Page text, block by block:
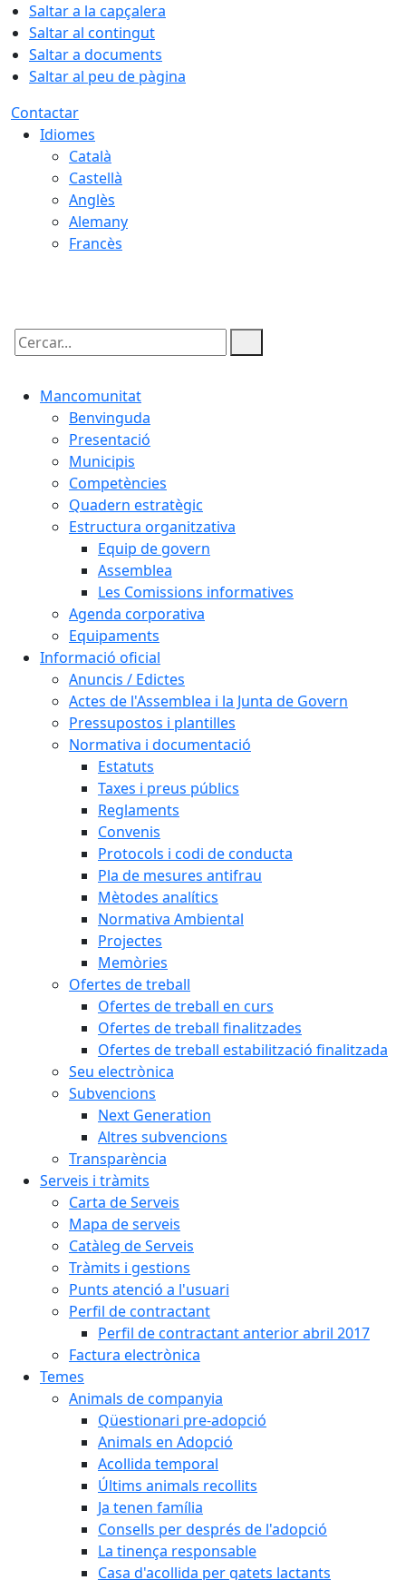
Saltar a la capçalera
Saltar al contingut
Saltar a documents
Saltar al peu de pàgina
Contactar
Idiomes
Català
Castellà
Anglès
Alemany
Francès
Cercar:
Mancomunitat
Benvinguda
Presentació
Municipis
Competències
Quadern estratègic
Estructura organitzativa
Equip de govern
Assemblea
Les Comissions informatives
Agenda corporativa
Equipaments
Informació oficial
Anuncis / Edictes
Actes de l'Assemblea i la Junta de Govern
Pressupostos i plantilles
Normativa i documentació
Estatuts
Taxes i preus públics
Reglaments
Convenis
Protocols i codi de conducta
Pla de mesures antifrau
Mètodes analítics
Normativa Ambiental
Projectes
Memòries
Ofertes de treball
Ofertes de treball en curs
Ofertes de treball finalitzades
Ofertes de treball estabilització finalitzada
Seu electrònica
Subvencions
Next Generation
Altres subvencions
Transparència
Serveis i tràmits
Carta de Serveis
Mapa de serveis
Catàleg de Serveis
Tràmits i gestions
Punts atenció a l'usuari
Perfil de contractant
Perfil de contractant anterior abril 2017
Factura electrònica
Temes
Animals de companyia
Qüestionari pre-adopció
Animals en Adopció
Acollida temporal
Últims animals recollits
Ja tenen família
Consells per després de l'adopció
La tinença responsable
Casa d'acollida per gatets lactants